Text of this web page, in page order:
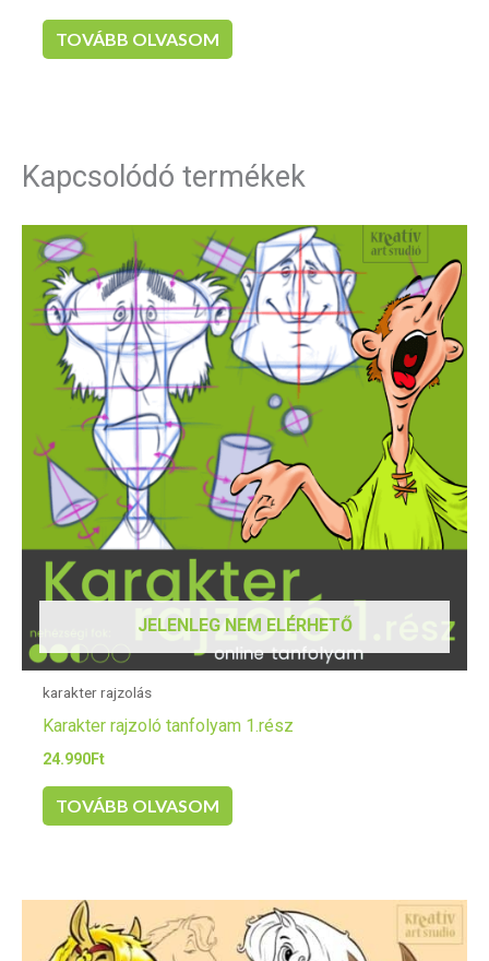
/ 5
TOVÁBB OLVASOM
Kapcsolódó termékek
JELENLEG NEM ELÉRHETŐ
karakter rajzolás
Karakter rajzoló tanfolyam 1.rész
24.990Ft
TOVÁBB OLVASOM